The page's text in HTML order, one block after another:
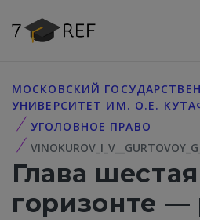
МОСКОВСКИЙ
УНИВЕРСИТЕТ ИМ. О.Е.
УГОЛОВНОЕ ПРАВО
Глава
горизонте —